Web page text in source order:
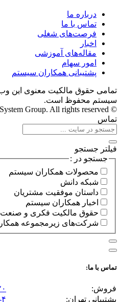
درباره ما
تماس با ما
فرصت‌های شغلی
اخبار
مقاله‌های آموزشی
امور سهام
پشتیبانی همکاران سیستم
تمامی حقوق مالکیت معنوی این
سیستم محفوظ است.
© Copyright 2026 System Group. All rights reserved.
تماس
فیلتر جستجو
جستجو در :
محصولات همکاران سیستم
شبکه دانش
داستان موفقیت مشتریان
اخبار همکاران سیستم
حقوق مالکیت فکری و صنعت
شرکت‌های زیرمجموعه
تماس با ما:
فروش:
پشتیبانی تهران: